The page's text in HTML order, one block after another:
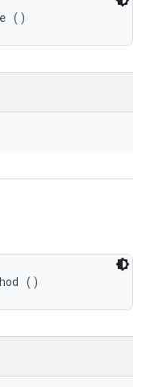
()
()